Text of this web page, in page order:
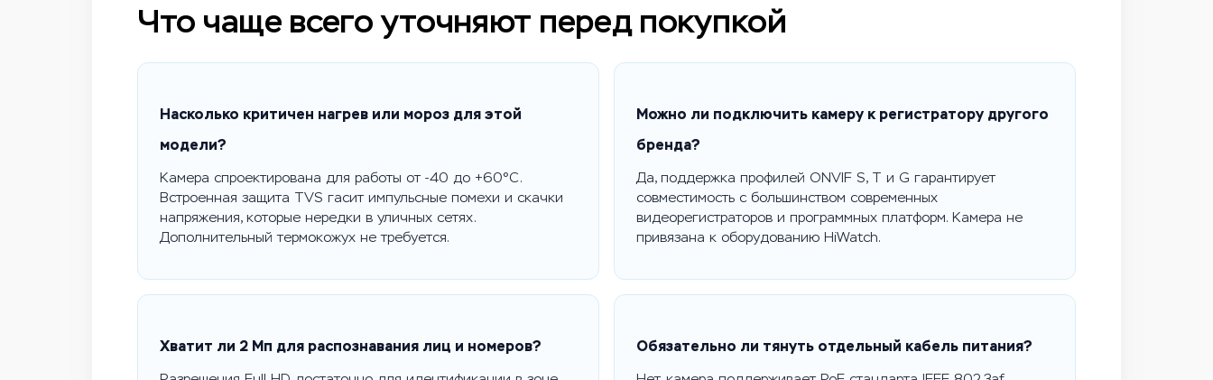
Что чаще всего уточняют перед покупкой
Насколько критичен нагрев или мороз для этой
модели?
Камера спроектирована для работы от -40 до +60°C.
Встроенная защита TVS гасит импульсные помехи и скачки
напряжения, которые нередки в уличных сетях.
Дополнительный термокожух не требуется.
Можно ли подключить камеру к регистратору другого
бренда?
Да, поддержка профилей ONVIF S, T и G гарантирует
совместимость с большинством современных
видеорегистраторов и программных платформ. Камера не
привязана к оборудованию HiWatch.
Хватит ли 2 Мп для распознавания лиц и номеров? Обязательно ли тянуть отдельный кабель питания?